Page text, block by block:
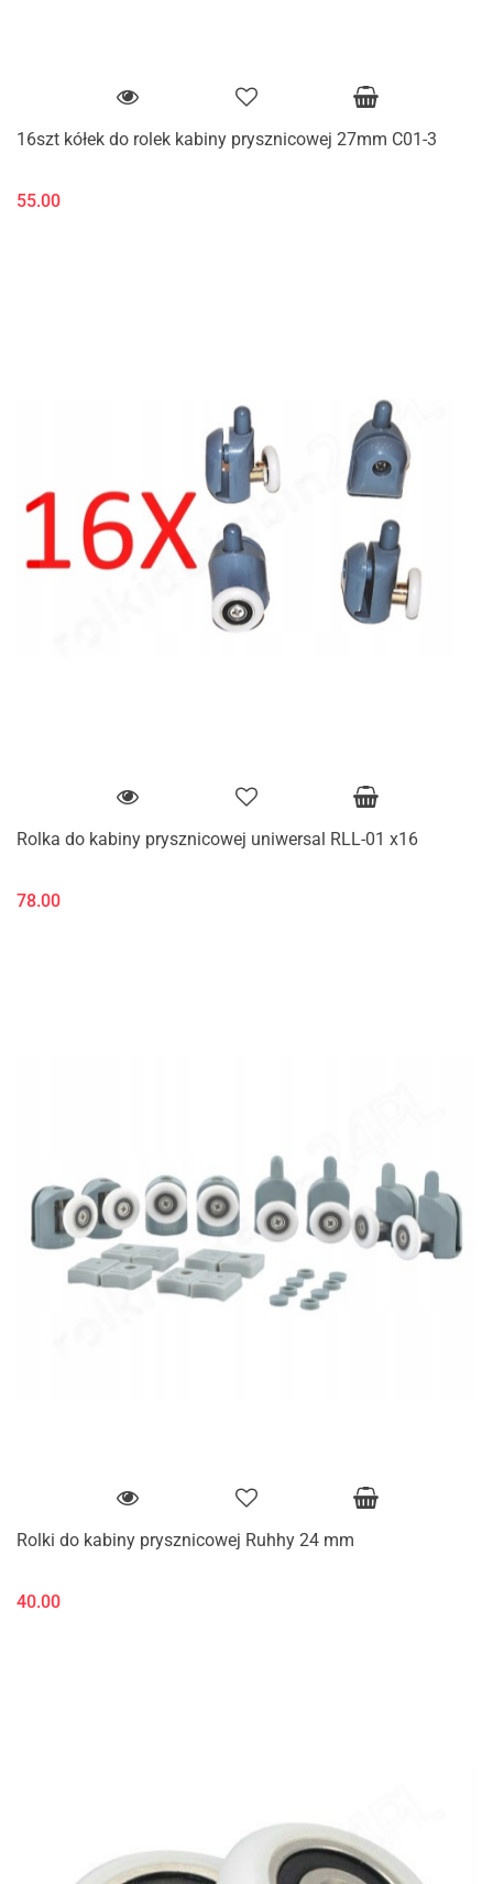
16szt kółek do rolek kabiny prysznicowej 27mm C01-3
55.00
Rolka do kabiny prysznicowej uniwersal RLL-01 x16
78.00
Rolki do kabiny prysznicowej Ruhhy 24 mm
40.00